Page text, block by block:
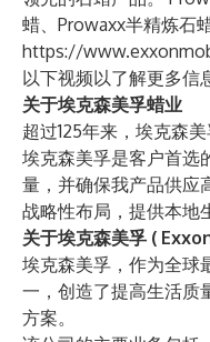
蜡、Prowaxx半精炼石
https://
以下视频以了解更多信
关于埃克森美孚蜡业
超过125年来，埃克森
埃克森美孚是客户首选
量，并确保我产品供应
战略性布局，提供本地
关于埃克森美孚 (
埃克森美孚，作为全球
一，创造了提高生活质
方案。